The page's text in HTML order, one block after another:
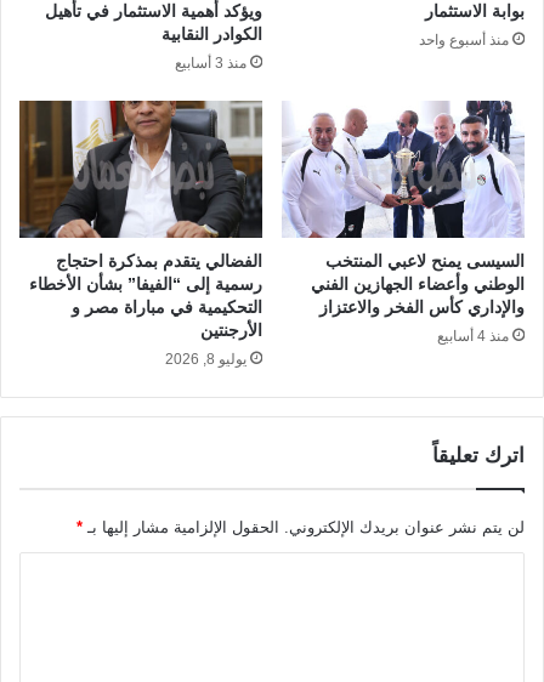
بوابة الاستثمار
منذ أسبوع واحد
ويؤكد أهمية الاستثمار في تأهيل
الكوادر النقابية
منذ 3 أسابيع
السيسى يمنح لاعبي المنتخب
الوطني وأعضاء الجهازين الفني
والإداري كأس الفخر والاعتزاز
منذ 4 أسابيع
الفضالي يتقدم بمذكرة احتجاج
رسمية إلى “الفيفا” بشأن الأخطاء
التحكيمية في مباراة مصر و
الأرجنتين
يوليو 8, 2026
اترك تعليقاً
لن يتم نشر عنوان بريدك الإلكتروني. الحقول الإلزامية مشار إليها بـ *